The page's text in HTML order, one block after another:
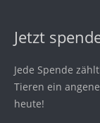
Jetzt
Jede Spende
Tieren ein
heute!